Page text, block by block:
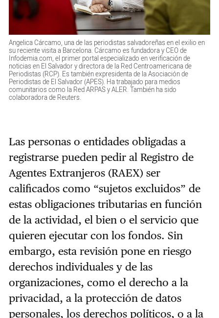
Angelica Cárcamo, una de las periodistas salvadoreñas en el exilio en
su reciente visita a Barcelona. Cárcamo es fundadora y CEO de
Infodemia.com, el primer portal especializado en verificación de
noticias en El Salvador y directora de la Red Centroamericana de
Periodistas (RCP). Es también expresidenta de la Asociación de
Periodistas de El Salvador (APES). Ha trabajado para medios
comunitarios como la Red ARPAS y ALER. También ha sido
colaboradora de Reuters.
Las personas o entidades obligadas a
registrarse pueden pedir al Registro de
Agentes Extranjeros (RAEX) ser
calificados como “sujetos excluidos” de
estas obligaciones tributarias en función
de la actividad, el bien o el servicio que
quieren ejecutar con los fondos. Sin
embargo, esta revisión pone en riesgo
derechos individuales y de las
organizaciones, como el derecho a la
privacidad, a la protección de datos
personales, los derechos políticos, o a la